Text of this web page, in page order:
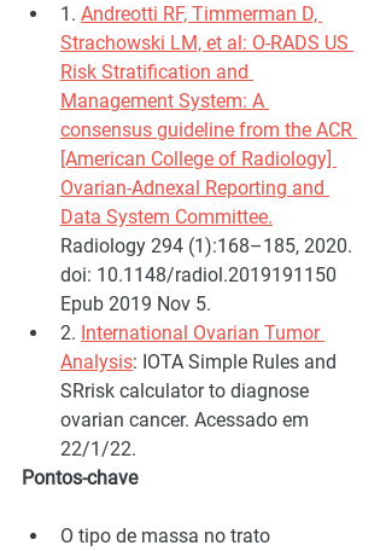
1. Andreotti RF, Timmerman D,
Strachowski LM, et al: O-RADS US
Risk Stratification and
Management System: A
consensus guideline from the ACR
[American College of Radiology]
Ovarian-Adnexal Reporting and
Data System Committee.
Radiology 294 (1):168–185, 2020.
doi: 10.1148/radiol.2019191150
Epub 2019 Nov 5.
2. International Ovarian Tumor
Analysis: IOTA Simple Rules and
SRrisk calculator to diagnose
ovarian cancer. Acessado em
22/1/22.
Pontos-chave
O tipo de massa no trato